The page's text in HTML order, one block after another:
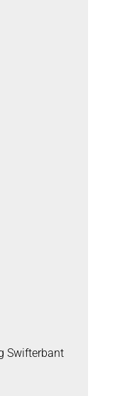
Swifterbant